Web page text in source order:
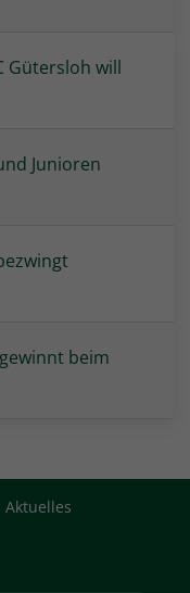
Gütersloh will
Junioren
beim
Aktuelles